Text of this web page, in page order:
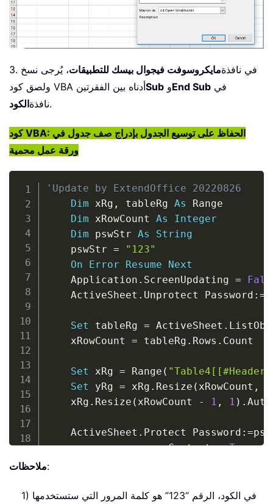
3. في نافذةمايكروسوفت فيجوال بيسك للتطبيقات، يُرجى نسخ
ولصق كود VBA أدناه بين الفقرتينSub وEnd Sub
نافذةالكود .
كود VBA: الحفاظ على توسيع الجدول بإدراج صف جدول في
ورقة عمل محمية
'Update by ExtendOffice 20220826
Dim xRg , tableRg As Range
Dim xRowCount As
Integer
Dim pswStr As
String
    pswStr
=
"123"
On
Error Resume
Next
    Application
. ScreenUpdating =
    ActiveSheet
. Unprotect Password : =
Set tableRg = ActiveSheet .
    xRowCount
= tableRg . Rows . Count
Set xRg = Range (
Set yRg = xRg . Resize ( xRowCount ,
    xRg
. Resize ( xRowCount - 1 , 1 ) .
    ActiveSheet
. Protect Password : =
                    Contents
:=True,
Copy
ملاحظات:
1) في الكود، الرقم “123” هو كلمة المرور التي ستستخدمها